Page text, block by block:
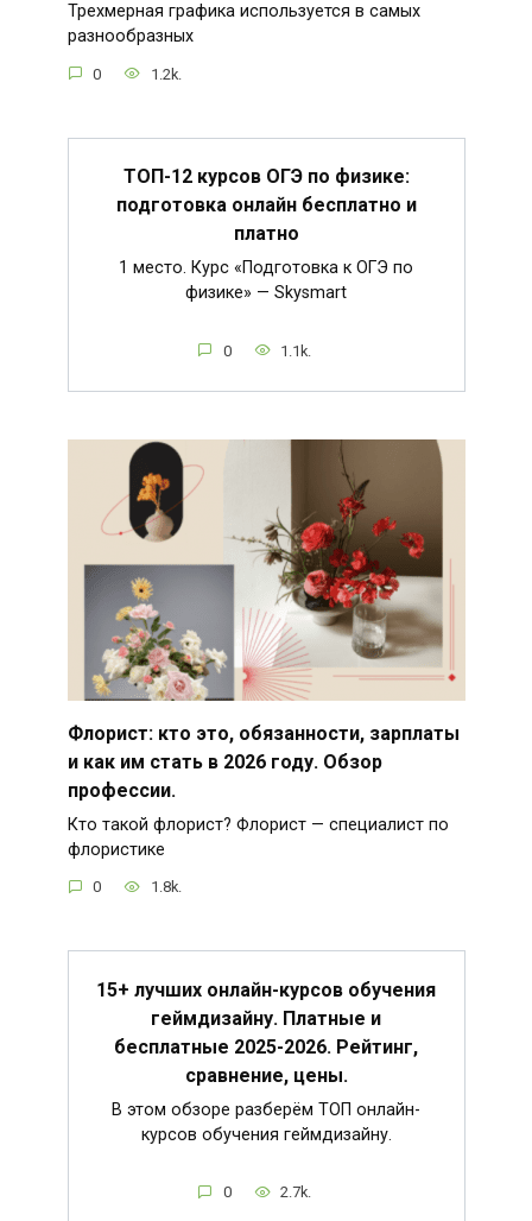
Трехмерная графика используется в самых
разнообразных
0 1.2k.
ТОП-12 курсов ОГЭ по физике:
подготовка онлайн бесплатно и
платно
1 место. Курс «Подготовка к ОГЭ по
физике» — Skysmart
0 1.1k.
Флорист: кто это, обязанности, зарплаты
и как им стать в 2026 году. Обзор
профессии.
Кто такой флорист? Флорист — специалист по
флористике
0 1.8k.
15+ лучших онлайн-курсов обучения
геймдизайну. Платные и
бесплатные 2025-2026. Рейтинг,
сравнение, цены.
В этом обзоре разберём ТОП онлайн-
курсов обучения геймдизайну.
0 2.7k.